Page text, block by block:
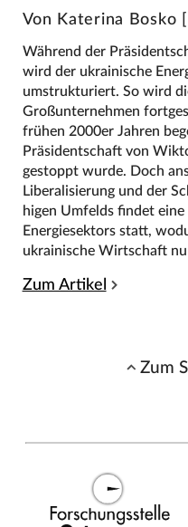
Von Katerina Bosko
Während der
wird der ukrainische
umstrukturiert. So wird
Großunternehmen
frühen 2000er Jahren
Präsidentschaft von
gestoppt wurde. Doch
Liberalisierung und der
higen Umfelds findet
Energiesektors statt,
ukrainische Wirtschaft
Zum Artikel
Zum